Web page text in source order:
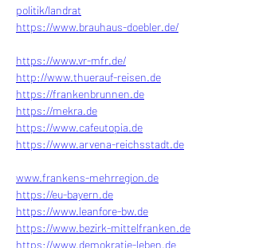
politik/landrat
https://www.brauhaus-doebler.de/
https://www.vr-mfr.de/
http://www.thuerauf-reisen.de
https://frankenbrunnen.de
https://mekra.de
https://www.cafeutopia.de
https://www.arvena-reichsstadt.de
www.frankens-mehrregion.de
https://eu-bayern.de
https://www.leanfore-bw.de
https://www.bezirk-mittelfranken.de
https://www.demokratie-leben.de